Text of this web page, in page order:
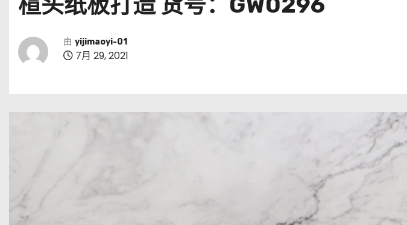
由 yijimaoyi-01
7月 29, 2021